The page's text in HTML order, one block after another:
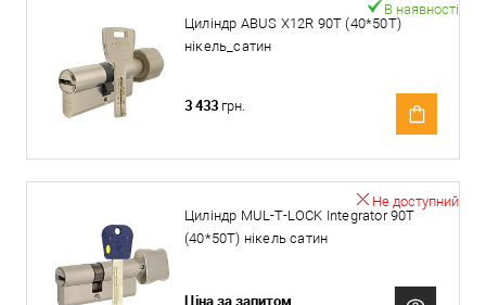
Циліндр ABUS X12R 90T (40*50T)
нікель_сатин
В наявності
3 433 грн.
Циліндр MUL-T-LOCK Integrator 90T
(40*50T) нікель сатин
Не доступний
Ціна за запитом